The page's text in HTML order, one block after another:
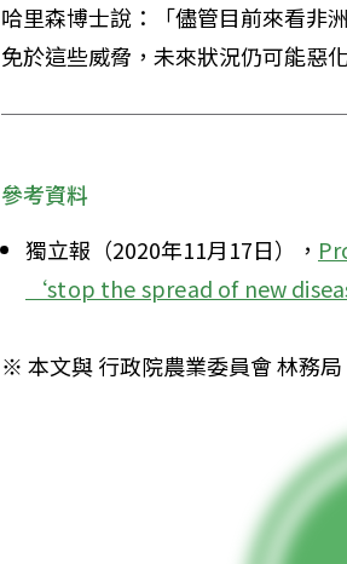
哈里森博士說：「儘管目前來看非
免於這些威脅，未來狀況仍可能惡化
參考資料
獨立報（2020年11月17日），
‘stop the spread of new
※ 本文與 行政院農業委員會 林務局